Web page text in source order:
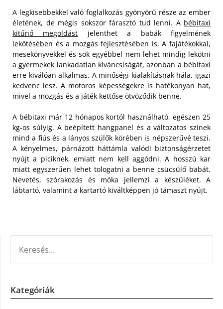
A legkisebbekkel való foglalkozás gyönyörű része az ember
életének, de mégis sokszor fárasztó tud lenni. A bébitaxi
kitűnő megoldást jelenthet a babák figyelmének
lekötésében és a mozgás fejlesztésében is. A fajátékokkal,
mesekönyvekkel és sok egyébbel nem lehet mindig lekötni
a gyermekek lankadatlan kíváncsiságát, azonban a bébitaxi
erre kiválóan alkalmas. A minőségi kialakításnak hála, igazi
kedvenc lesz. A motoros képességekre is hatékonyan hat,
mivel a mozgás és a játék kettőse ötvöződik benne.
A bébitaxi már 12 hónapos kortól használható, egészen 25
kg-os súlyig. A beépített hangpanel és a változatos színek
mind a fiús és a lányos szülők körében is népszerűvé teszi.
A kényelmes, párnázott háttámla valódi biztonságérzetet
nyújt a piciknek, emiatt nem kell aggódni. A hosszú kar
miatt egyszerűen lehet tologatni a benne csücsülő babát.
Nevetés, szórakozás és móka jellemzi a készüléket. A
lábtartó, valamint a kartartó kiváltképpen jó támaszt nyújt.
Kategóriák